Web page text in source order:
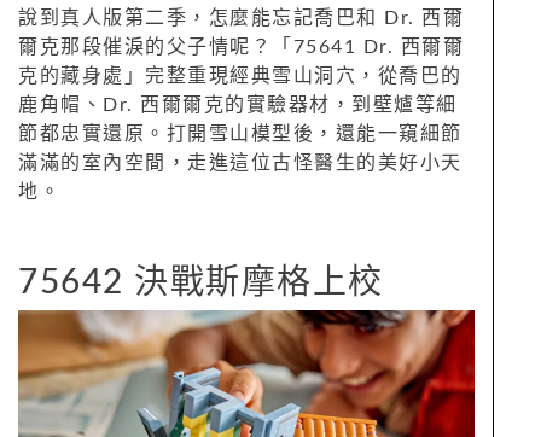
說到真人版第二季，怎麼能忘記喬巴和 Dr. 西爾
爾克那段催淚的父子情呢？「75641 Dr. 西爾爾
克的藏身處」完整重現經典雪山洞穴，從喬巴的
鹿角帽、Dr. 西爾爾克的實驗器材，到壁爐等細
節都忠實還原。打開雪山模型後，還能一窺細節
滿滿的室內空間，走進這位古怪醫生的美好小天
地。
75642 決戰斯摩格上校